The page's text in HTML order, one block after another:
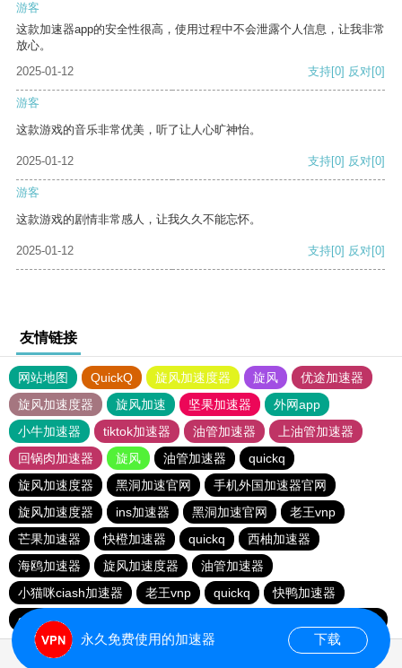
游客
这款加速器app的安全性很高，使用过程中不会泄露个人信息，让我非常
放心。
2025-01-12
支持[0] 反对[0]
游客
这款游戏的音乐非常优美，听了让人心旷神怡。
2025-01-12 支持[0] 反对[0]
游客
这款游戏的剧情非常感人，让我久久不能忘怀。
2025-01-12 支持[0] 反对[0]
友情链接
网站地图 QuickQ 旋风加速度器 旋风
优途加速器
旋风加速度器
旋风加速 坚果加速器
外网app
小牛加速器
tiktok加速器 油管加速器
上油管加速器
回锅肉加速器
旋风 油管加速器
quickq
旋风加速度器
黑洞加速官网
手机外国加速器官网
旋风加速度器
ins加速器 黑洞加速官网
老王vnp
芒果加速器
快橙加速器 quickq
西柚加速器
海鸥加速器
旋风加速度器
油管加速器
小猫咪ciash加速器
老王vnp quickq
快鸭加速器
quickq
芒果加速器
永久免费使用的加速器 下载